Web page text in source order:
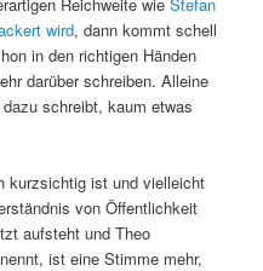
wird, dann kommt schell
in den richtigen Händen
darüber schreiben. Alleine
schreibt, kaum etwas
kurzsichtig ist und vielleicht
von Öffentlichkeit
aufsteht und Theo
ist eine Stimme mehr,